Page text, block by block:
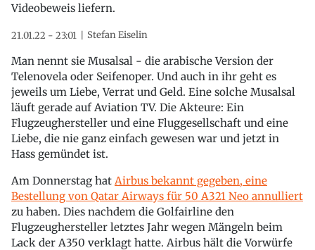
Videobeweis liefern.
21.01.22 - 23:01 Stefan Eiselin
Man nennt sie Musalsal - die arabische Version der
Telenovela oder Seifenoper. Und auch in ihr geht es
jeweils um Liebe, Verrat und Geld. Eine solche Musalsal
läuft gerade auf Aviation TV. Die Akteure: Ein
Flugzeughersteller und eine Fluggesellschaft und eine
Liebe, die nie ganz einfach gewesen war und jetzt in
Hass gemündet ist.
Am Donnerstag hat Airbus bekannt gegeben, eine
Bestellung von Qatar Airways für 50 A321 Neo annulliert
zu haben. Dies nachdem die Golfairline den
Flugzeughersteller letztes Jahr wegen Mängeln beim
Lack der A350 verklagt hatte. Airbus hält die Vorwürfe